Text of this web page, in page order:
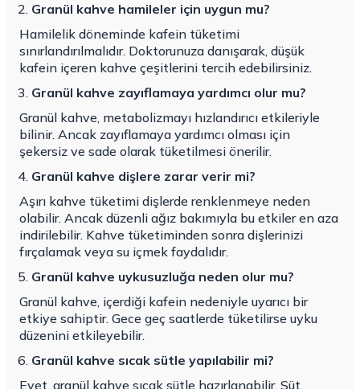
Granül kahve hamileler için uygun mu?
Hamilelik döneminde kafein tüketimi
sınırlandırılmalıdır. Doktorunuza danışarak, düşük
kafein içeren kahve çeşitlerini tercih edebilirsiniz.
Granül kahve zayıflamaya yardımcı olur mu?
Granül kahve, metabolizmayı hızlandırıcı etkileriyle
bilinir. Ancak zayıflamaya yardımcı olması için
şekersiz ve sade olarak tüketilmesi önerilir.
Granül kahve dişlere zarar verir mi?
Aşırı kahve tüketimi dişlerde renklenmeye neden
olabilir. Ancak düzenli ağız bakımıyla bu etkiler en aza
indirilebilir. Kahve tüketiminden sonra dişlerinizi
fırçalamak veya su içmek faydalıdır.
Granül kahve uykusuzluğa neden olur mu?
Granül kahve, içerdiği kafein nedeniyle uyarıcı bir
etkiye sahiptir. Gece geç saatlerde tüketilirse uyku
düzenini etkileyebilir.
Granül kahve sıcak sütle yapılabilir mi?
Evet, granül kahve sıcak sütle hazırlanabilir. Süt,